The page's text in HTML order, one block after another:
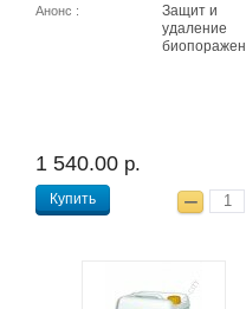
Анонс :
Защит и
удаление
1 540.00 р.
Купить